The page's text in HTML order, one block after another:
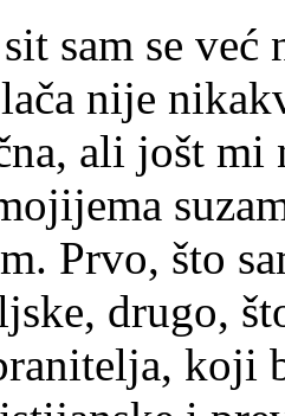
sam se
nije
ali jošt mi
Prvo, što
drugo,
koji